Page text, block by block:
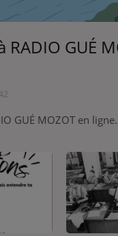
RADIO GUÉ
GUÉ MOZOT en